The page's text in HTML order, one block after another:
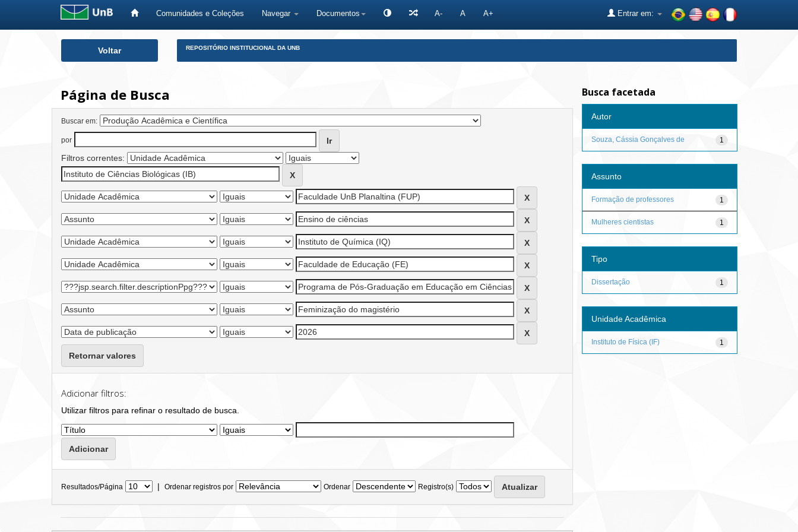
Comunidades e Coleções Navegar Documentos A- A A+ Entrar em:
Voltar REPOSITÓRIO INSTITUCIONAL DA UNB
Página de Busca
Buscar em:
por
Filtros correntes:
Retornar valores
Adicionar filtros:
Utilizar filtros para refinar o resultado de busca.
Resultados/Página | Ordenar registros por Ordenar Registro(s)
Busca facetada
Autor
1
Souza, Cássia Gonçalves de
Assunto
1
Formação de professores
1
Mulheres cientistas
Tipo
1
Dissertação
Unidade Acadêmica
1
Instituto de Física (IF)